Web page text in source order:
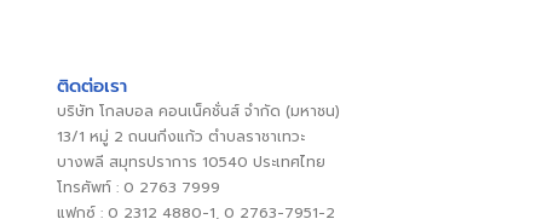
ติดต่อเรา
บริษัท โกลบอล คอนเน็คชั่นส์ จำกัด (มหาชน)
13/1 หมู่ 2 ถนนกิ่งแก้ว ตำบลราชาเทวะ
บางพลี สมุทรปราการ 10540 ประเทศไทย
โทรศัพท์ : 0 2763 7999
แฟกซ์ : 0 2312 4880-1, 0 2763-7951-2